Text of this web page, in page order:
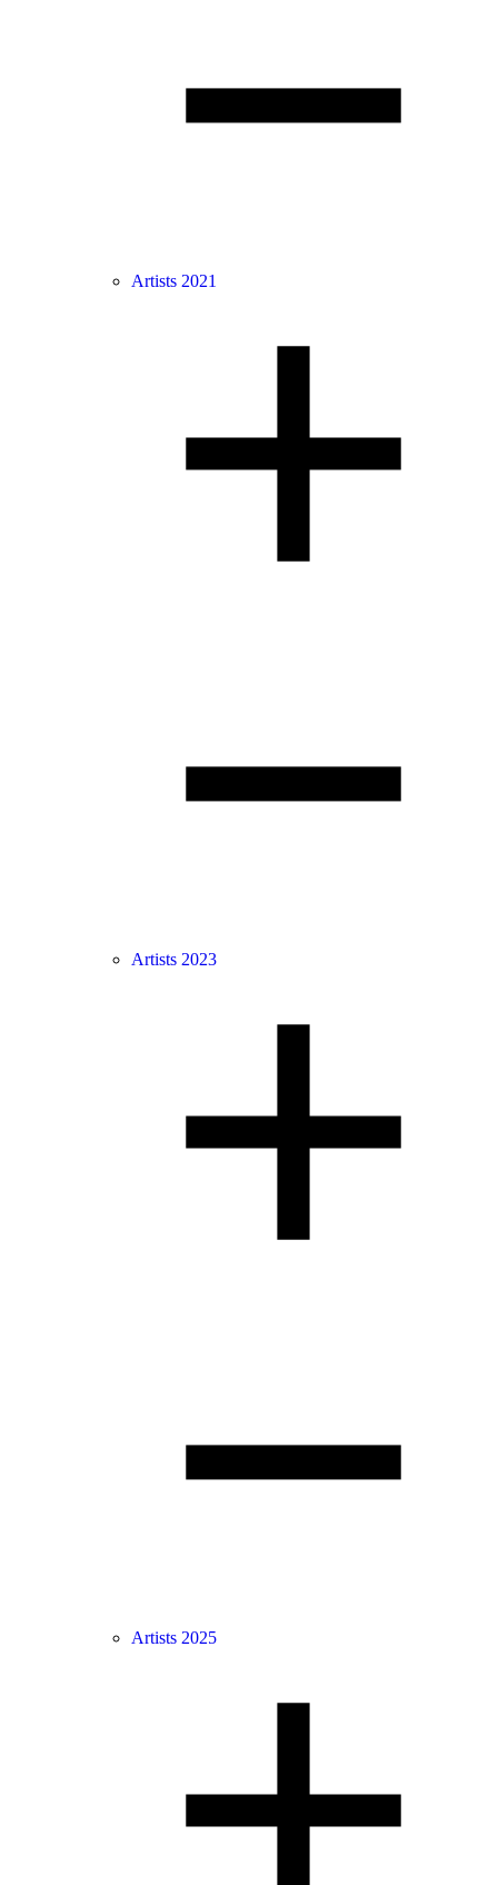
Artists 2021
Artists 2023
Artists 2025